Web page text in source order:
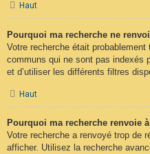
Haut
Pourquoi ma recherche ne
Votre recherche était
communs qui ne sont pas indexés
et d’utiliser les différents filtres
Haut
Pourquoi ma recherche renvoie
Votre recherche a renvoyé trop de
afficher. Utilisez la recherche